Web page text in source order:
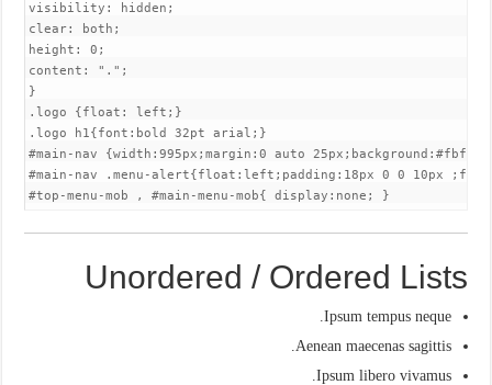
visibility: hidden;
clear: both;
height: 0;
content: ".";
}
.logo {float: left;}
.logo h1{font:bold 32pt arial;}
#main-nav {width:995px;margin:0 auto
#main-nav .menu-alert{float:left;padding:18px 0 0 10px
#top-menu-mob , #main-menu-mob{ display:none; }
Unordered / Ordered Lists
Ipsum tempus neque.
Aenean maecenas sagittis.
Ipsum libero vivamus.